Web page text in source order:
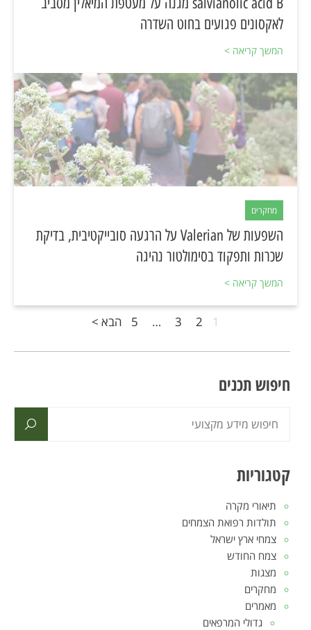
לאקסונים פגועים בחוט השדרה
המשך קריאה >
מחקרים
השפעות של Valerian על הרגעה סובייקטיבית, בדיקת
שכרות ותפקוד בסימולטור נהיגה
המשך קריאה >
1
2
3
…
5 הבא >
חיפוש תכנים
קטגוריות
תיאורי מקרה
תולדות רפואת הצמחים
צמחי ארץ ישראל
צמח החודש
מצגות
מחקרים
מאמרים
גדולי המרפאים